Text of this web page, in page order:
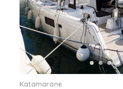
Katamarane